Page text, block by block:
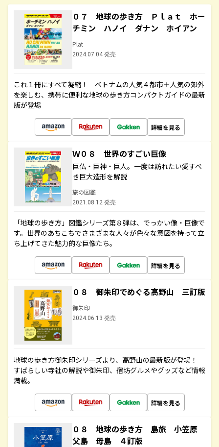
０７ 地球の歩き方 Ｐｌａｔ ホー
チミン ハノイ ダナン ホイアン
Plat
2024.07.04 発売
これ１冊にすべて凝縮！ ベトナムの人気４都市＋人気の郊外
を楽しむ、携帯に便利な地球の歩き方コンパクトガイドの最新
版が登場
詳細を見る
Ｗ０８ 世界のすごい巨像
巨仏・巨神・巨人。一度は訪れたい愛すべ
き巨大造形を解説
旅の図鑑
2021.08.12 発売
「地球の歩き方」図鑑シリーズ第８弾は、でっかい像・巨像で
す。世界のあちこちでさまざまな人々が色々な意図を持って立
ち上げてきた魅力的な巨像たち。
詳細を見る
０８ 御朱印でめぐる高野山 三訂版
御朱印
2024.06.13 発売
地球の歩き方御朱印シリーズより、高野山の最新版が登場！
すばらしい寺社の解説や御朱印、宿坊グルメやグッズなど情報
満載。
詳細を見る
０８ 地球の歩き方 島旅 小笠原
父島 母島 ４訂版